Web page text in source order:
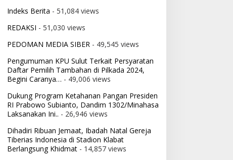
Indeks Berita - 51,084 views
REDAKSI - 51,030 views
PEDOMAN MEDIA SIBER- 49,545 views
Pengumuman KPU Sulut Terkait Persyaratan
Daftar Pemilih Tambahan di Pilkada 2024,
Begini Caranya… - 49,006 views
Dukung Program Ketahanan Pangan Presiden
RI Prabowo Subianto, Dandim 1302/Minahasa
Laksanakan Ini.. - 26,946 views
Dihadiri Ribuan Jemaat, Ibadah Natal Gereja
Tiberias Indonesia di Stadion Klabat
Berlangsung Khidmat- 14,857 views